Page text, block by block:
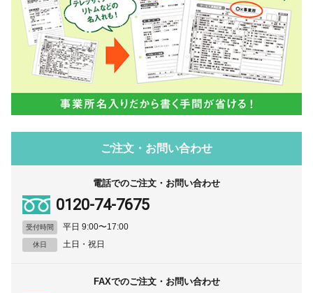
ご注文・お問い合わせ
電話でのご注文・お問い合わせ
0120-74-7675
受付時間 平日 9:00〜17:00
休日 土日・祝日
FAXでのご注文・お問い合わせ